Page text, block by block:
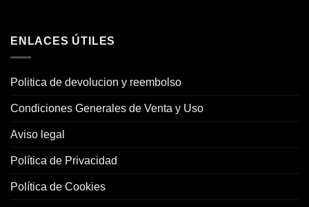
ENLACES ÚTILES
Politica de devolucion y reembolso
Condiciones Generales de Venta y Uso
Aviso legal
Política de Privacidad
Política de Cookies